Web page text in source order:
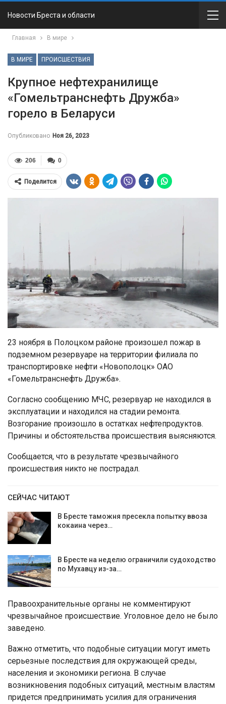
Новости Бреста и области
Главная В мире
В МИРЕ ПРОИСШЕСТВИЯ
Крупное нефтехранилище
«Гомельтранснефть Дружба»
горело в Беларуси
Опубликовано Ноя 26, 2023
0
206
Поделится
23 ноября в Полоцком районе произошел пожар в
подземном резервуаре на территории филиала по
транспортировке нефти «Новополоцк» ОАО
«Гомельтранснефть Дружба».
Согласно сообщению МЧС, резервуар не находился в
эксплуатации и находился на стадии ремонта.
Возгорание произошло в остатках нефтепродуктов.
Причины и обстоятельства происшествия выясняются.
Сообщается, что в результате чрезвычайного
происшествия никто не пострадал.
СЕЙЧАС ЧИТАЮТ
В Бресте таможня пресекла попытку ввоза
кокаина через…
В Бресте на неделю ограничили судоходство
по Мухавцу из-за…
Правоохранительные органы не комментируют
чрезвычайное происшествие. Уголовное дело не было
заведено.
Важно отметить, что подобные ситуации могут иметь
серьезные последствия для окружающей среды,
населения и экономики региона. В случае
возникновения подобных ситуаций, местным властям
придется предпринимать усилия для ограничения